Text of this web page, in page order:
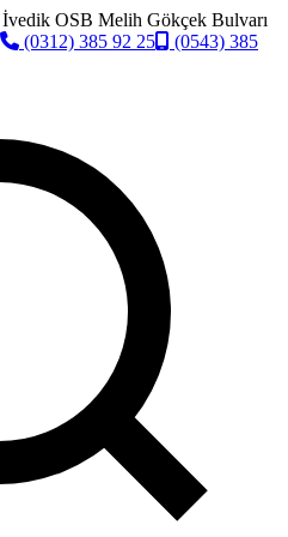
İvedik OSB Melih Gökçek Bulvarı
(0312) 385 92 25
(0543) 385